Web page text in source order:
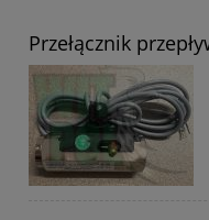
Przełącznik